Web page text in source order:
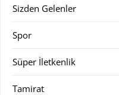
Sizden Gelenler
Spor
Süper İletkenlik
Tamirat